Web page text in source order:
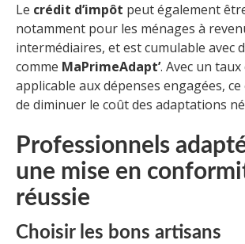
Le crédit d’impôt peut également
notamment pour les ménages à
intermédiaires, et est cumulable avec
comme MaPrimeAdapt’. Avec un taux
applicable aux dépenses engagées,
de diminuer le coût des adaptations
Professionnels
une mise en
réussie
Choisir les bons artisans